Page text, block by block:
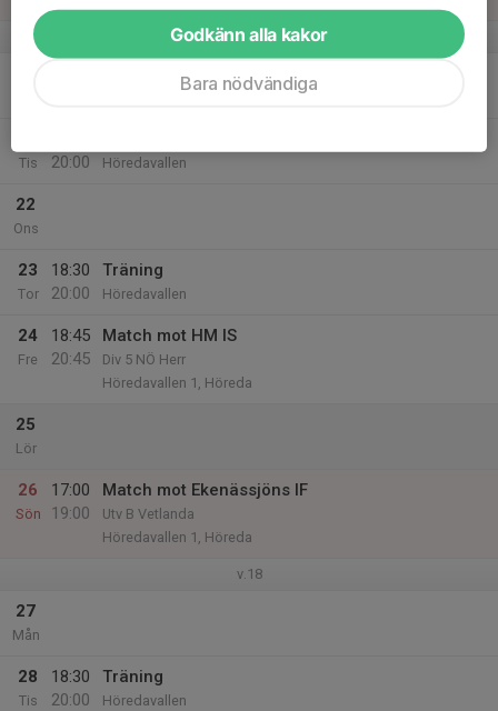
v.17
Tis
20:00
Höredavallen
22
Ons
23
Tor
18:30
20:00
Träning
Höredavallen
24
Fre
18:45
20:45
Match mot HM IS
Div 5 NÖ Herr
Höredavallen 1, Höreda
25
Lör
26
Sön
17:00
19:00
Match mot Ekenässjöns IF
Utv B Vetlanda
Höredavallen 1, Höreda
v.18
27
Mån
28
Tis
18:30
20:00
Träning
Höredavallen
Godkänn alla kakor
Bara nödvändiga